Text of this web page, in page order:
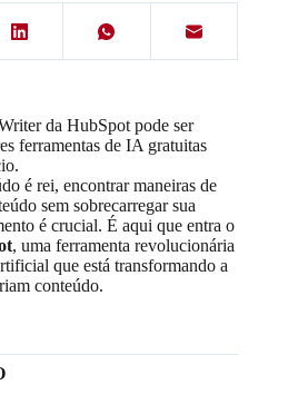
da HubSpot pode ser
ferramentas de IA gratuitas
é rei, encontrar maneiras de
sem sobrecarregar sua
é crucial. É aqui que entra o
, uma ferramenta revolucionária
que está transformando a
conteúdo.